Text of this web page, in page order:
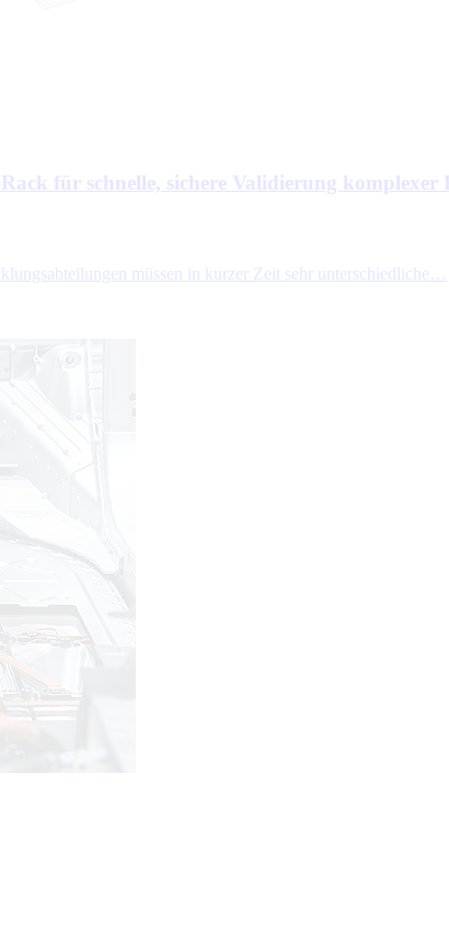
für schnelle, sichere Validierung
müssen in kurzer Zeit sehr unterschiedliche…